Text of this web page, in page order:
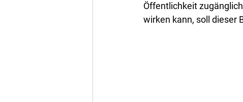
Öffentlichkeit
wirken kann, soll dieser